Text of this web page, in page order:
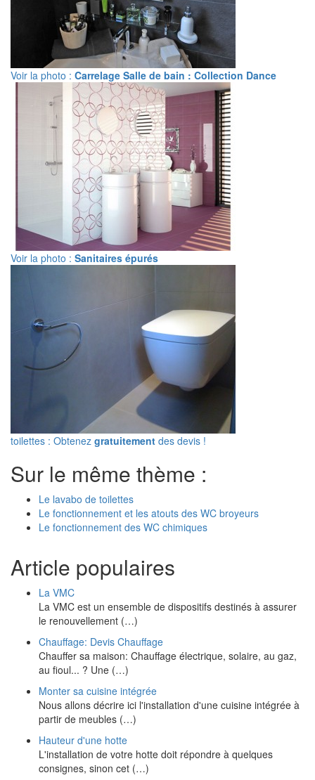
Voir la photo : Carrelage Salle de bain : Collection Dance
Voir la photo : Sanitaires épurés
toilettes : Obtenez gratuitement des devis !
Sur le même thème :
Le lavabo de toilettes
Le fonctionnement et les atouts des WC broyeurs
Le fonctionnement des WC chimiques
Article populaires
La VMC
La VMC est un ensemble de dispositifs destinés à assurer
le renouvellement (…)
Chauffage: Devis Chauffage
Chauffer sa maison: Chauffage électrique, solaire, au gaz,
au fioul... ? Une (…)
Monter sa cuisine intégrée
Nous allons décrire ici l'installation d'une cuisine intégrée à
partir de meubles (…)
Hauteur d'une hotte
L'installation de votre hotte doit répondre à quelques
consignes, sinon cet (…)